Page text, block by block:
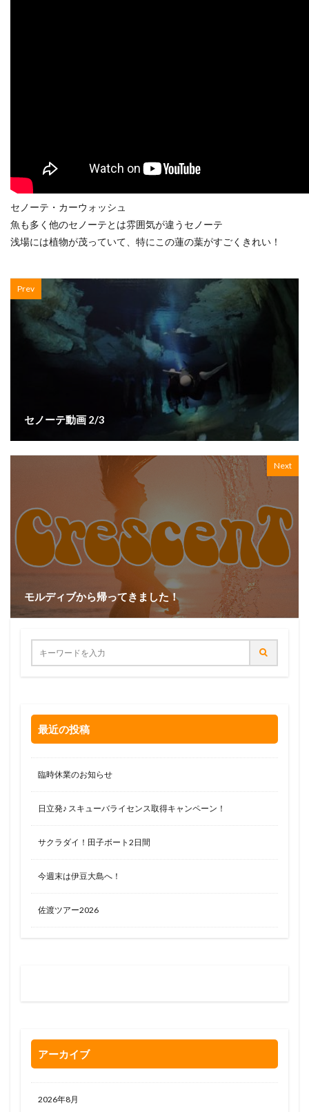
セノーテ・カーウォッシュ
魚も多く他のセノーテとは雰囲気が違うセノーテ
浅場には植物が茂っていて、特にこの蓮の葉がすごくきれい！
Prev
セノーテ動画 2/3
Next
モルディブから帰ってきました！
最近の投稿
臨時休業のお知らせ
日立発♪ スキューバライセンス取得キャンペーン！
サクラダイ！田子ボート2日間
今週末は伊豆大島へ！
佐渡ツアー2026
アーカイブ
2026年8月